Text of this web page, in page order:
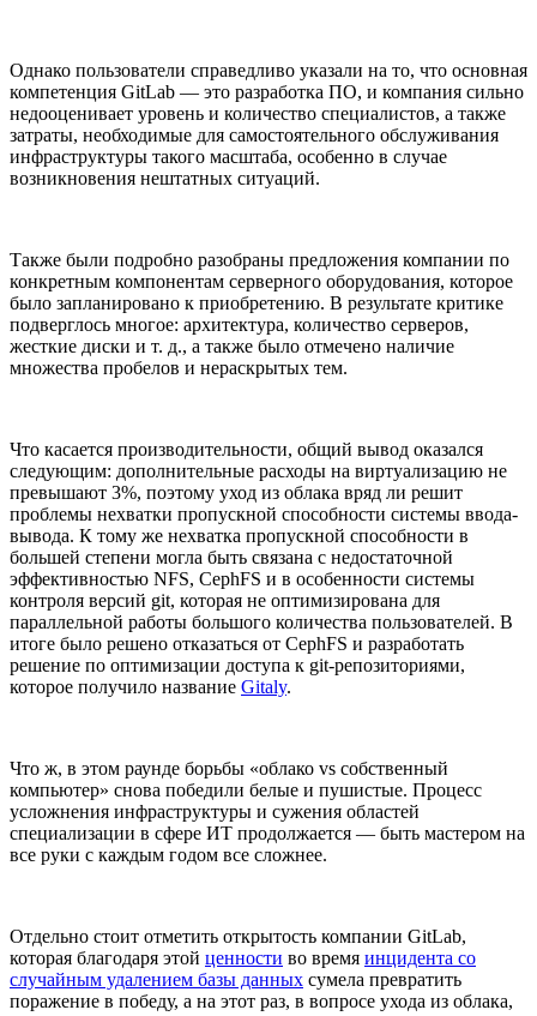
Однако пользователи справедливо указали на то, что основная
компетенция GitLab — это разработка ПО, и компания сильно
недооценивает уровень и количество специалистов, а также
затраты, необходимые для самостоятельного обслуживания
инфраструктуры такого масштаба, особенно в случае
возникновения нештатных ситуаций.
Также были подробно разобраны предложения компании по
конкретным компонентам серверного оборудования, которое
было запланировано к приобретению. В результате критике
подверглось многое: архитектура, количество серверов,
жесткие диски и т. д., а также было отмечено наличие
множества пробелов и нераскрытых тем.
Что касается производительности, общий вывод оказался
следующим: дополнительные расходы на виртуализацию не
превышают 3%, поэтому уход из облака вряд ли решит
проблемы нехватки пропускной способности системы ввода-
вывода. К тому же нехватка пропускной способности в
большей степени могла быть связана с недостаточной
эффективностью NFS, CephFS и в особенности системы
контроля версий git, которая не оптимизирована для
параллельной работы большого количества пользователей. В
итоге было решено отказаться от CephFS и разработать
решение по оптимизации доступа к git-репозиториями,
которое получило название Gitaly.
Что ж, в этом раунде борьбы «облако vs собственный
компьютер» снова победили белые и пушистые. Процесс
усложнения инфраструктуры и сужения областей
специализации в сфере ИТ продолжается — быть мастером на
все руки с каждым годом все сложнее.
Отдельно стоит отметить открытость компании GitLab,
которая благодаря этой ценности во время инцидента со
случайным удалением базы данных сумела превратить
поражение в победу, а на этот раз, в вопросе ухода из облака,